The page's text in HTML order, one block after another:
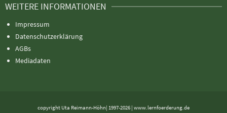
WEITERE INFORMATIONEN
Impressum
Datenschutzerklärung
AGBs
Mediadaten
copyright Uta Reimann-Höhn| 1997-2026 | www.lernfoerderung.de